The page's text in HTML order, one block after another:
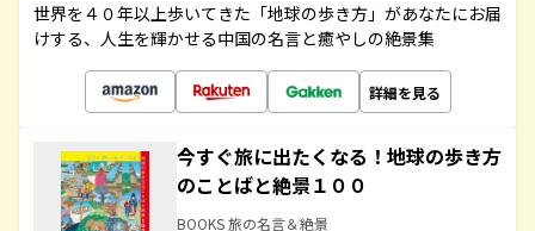
世界を４０年以上歩いてきた「地球の歩き方」があなたにお届
けする、人生を輝かせる中国の名言と癒やしの絶景集
詳細を見る
今すぐ旅に出たくなる！地球の歩き方
のことばと絶景１００
BOOKS 旅の名言＆絶景